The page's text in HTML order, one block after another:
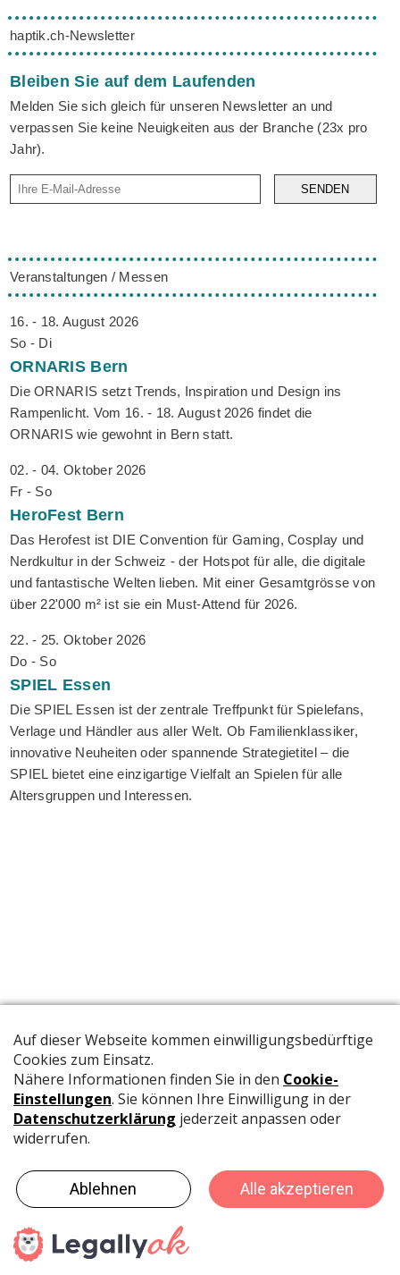
haptik.ch-Newsletter
Bleiben Sie auf dem Laufenden
Melden Sie sich gleich für unseren Newsletter an und
verpassen Sie keine Neuigkeiten aus der Branche (23x pro
Jahr).
SENDEN
Veranstaltungen / Messen
16. - 18. August 2026
So - Di
ORNARIS Bern
Die ORNARIS setzt Trends, Inspiration und Design ins
Rampenlicht. Vom 16. - 18. August 2026 findet die
ORNARIS wie gewohnt in Bern statt.
02. - 04. Oktober 2026
Fr - So
HeroFest Bern
Das Herofest ist DIE Convention für Gaming, Cosplay und
Nerdkultur in der Schweiz - der Hotspot für alle, die digitale
und fantastische Welten lieben. Mit einer Gesamtgrösse von
über 22'000 m² ist sie ein Must-Attend für 2026.
22. - 25. Oktober 2026
Do - So
SPIEL Essen
Die SPIEL Essen ist der zentrale Treffpunkt für Spielefans,
Verlage und Händler aus aller Welt. Ob Familienklassiker,
innovative Neuheiten oder spannende Strategietitel – die
SPIEL bietet eine einzigartige Vielfalt an Spielen für alle
Altersgruppen und Interessen.
Die offizielle Publikation der Schweizer Papeterien informiert
Meldungen aus der Branche.